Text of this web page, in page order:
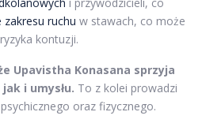
zakresu ruchu w stawach, co może
kontuzji.
Upavistha Konasana sprzyja
i umysłu. To z kolei prowadzi
oraz fizycznego.